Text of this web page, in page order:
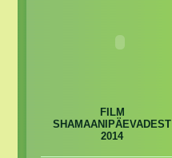
FILM
SHAMAANIPÄEVADEST
2014